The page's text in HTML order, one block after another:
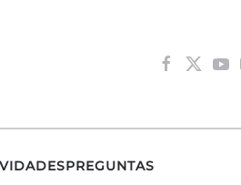
PREGUNTAS